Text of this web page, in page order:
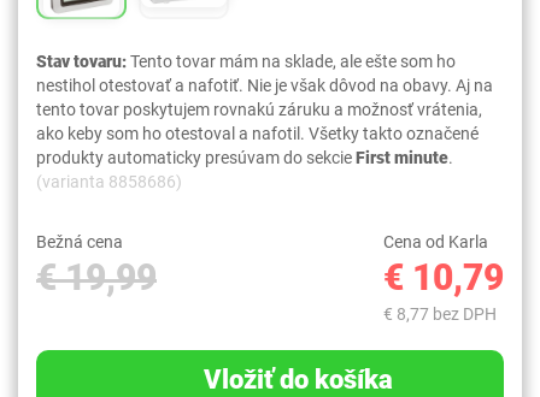
Stav tovaru:Tento tovar mám na sklade, ale ešte som ho
nestihol otestovať a nafotiť. Nie je však dôvod na obavy. Aj na
tento tovar poskytujem rovnakú záruku a možnosť vrátenia,
ako keby som ho otestoval a nafotil. Všetky takto označené
produkty automaticky presúvam do sekcieFirst minute.
(varianta 8858686)
Bežná cena
€ 19,99
Cena od Karla
€ 10,79
€ 8,77 bez DPH
Vložiť do košíka